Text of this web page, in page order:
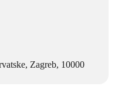
Zagreb, 10000